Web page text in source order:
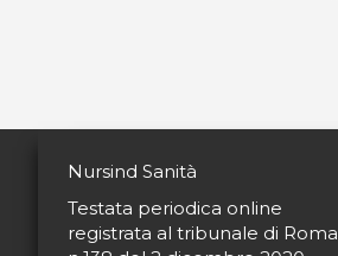
Nursind Sanità
Testata periodica online
registrata al tribunale di Roma